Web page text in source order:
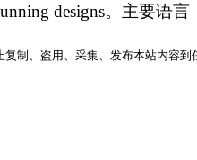
designs。主要语
制、盗用、采集、发布本站内容